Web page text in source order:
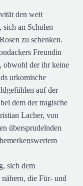
den weit
sich an Schulen
zu schenken.
Freundin
obwohl der ihr keine
urkomische
auf der
dem der tragische
Lacher, von
übersprudelnden
sich dem
die Für- und